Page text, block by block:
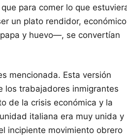
para comer lo que
un plato rendidor, económico
y huevo—, se convertían
mencionada. Esta versión
los trabajadores inmigrantes
de la crisis económica y la
italiana era muy unida y
incipiente movimiento obrero